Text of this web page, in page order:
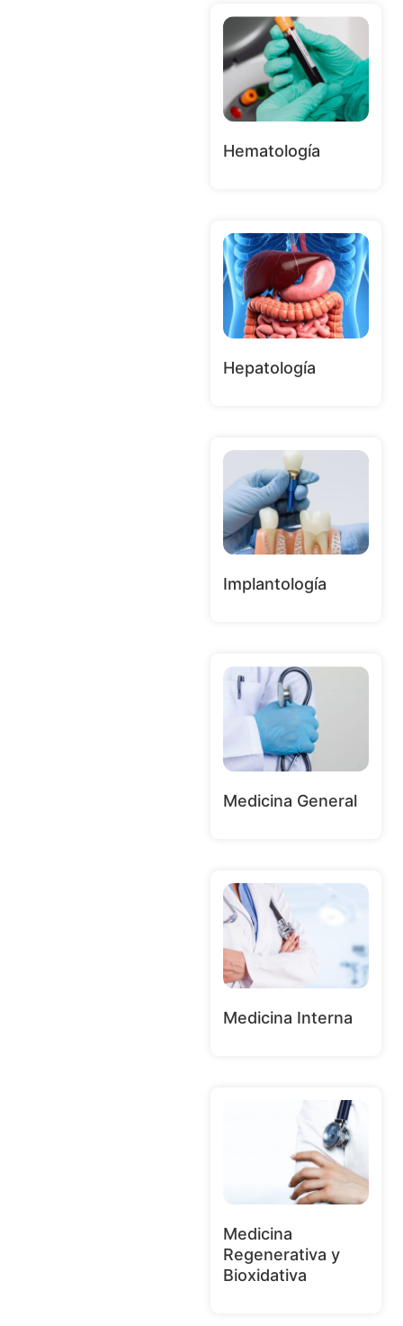
Hematología
Hepatología
Implantología
Medicina General
Medicina Interna
Medicina
Regenerativa y
Bioxidativa